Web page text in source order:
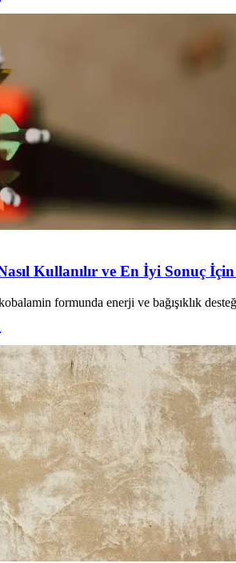
Kullanılır ve En İyi Sonuç
formunda enerji ve bağışıklık